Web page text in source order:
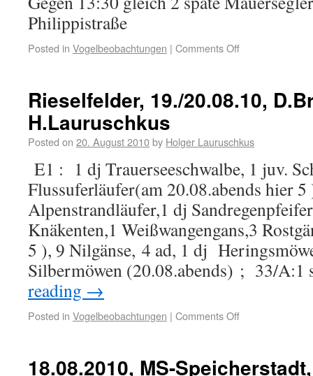
Philippistraße
Posted in Vogelbeobachtungen | Comments Off
Rieselfelder, 19./20.08.10,
H.Lauruschkus
Posted on 20. August 2010by Holger Lauruschkus
E1 : 1 dj Trauerseeschwalbe, 1 juv.
Flussuferläufer(am 20.08.abends hier
Alpenstrandläufer,1 dj
Knäkenten,1 Weißwangengans,3
5 ), 9 Nilgänse, 4 ad, 1 dj
Silbermöwen (20.08.abends) ; 33/
reading →
Posted in Vogelbeobachtungen | Comments Off
18.08.2010, MS-